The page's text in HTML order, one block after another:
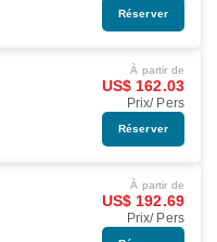
Réserver
À partir de
US$ 162.03
Prix/ Pers
Réserver
À partir de
US$ 192.69
Prix/ Pers